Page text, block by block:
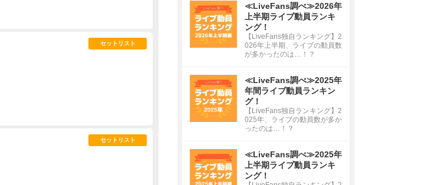
セットリスト
セットリスト
≪LiveFans調べ≫2026年
上半期ライブ動員ランキ
ング！
【LiveFans独自ランキング】2
026年上半期、ライブの動員数
が多かったのは…！？
≪LiveFans調べ≫2025年
年間ライブ動員ランキン
グ！
【LiveFans独自ランキング】2
025年、ライブの動員数が多か
ったのは…！？
≪LiveFans調べ≫2025年
上半期ライブ動員ランキ
ング！